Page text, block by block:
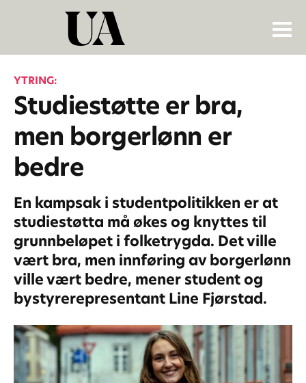
YTRING:
Studiestøtte er bra,
men borgerlønn er
bedre
En kampsak i studentpolitikken er at
studiestøtta må økes og knyttes til
grunnbeløpet i folketrygda. Det ville
vært bra, men innføring av borgerlønn
ville vært bedre, mener student og
bystyrerepresentant Line Fjørstad.